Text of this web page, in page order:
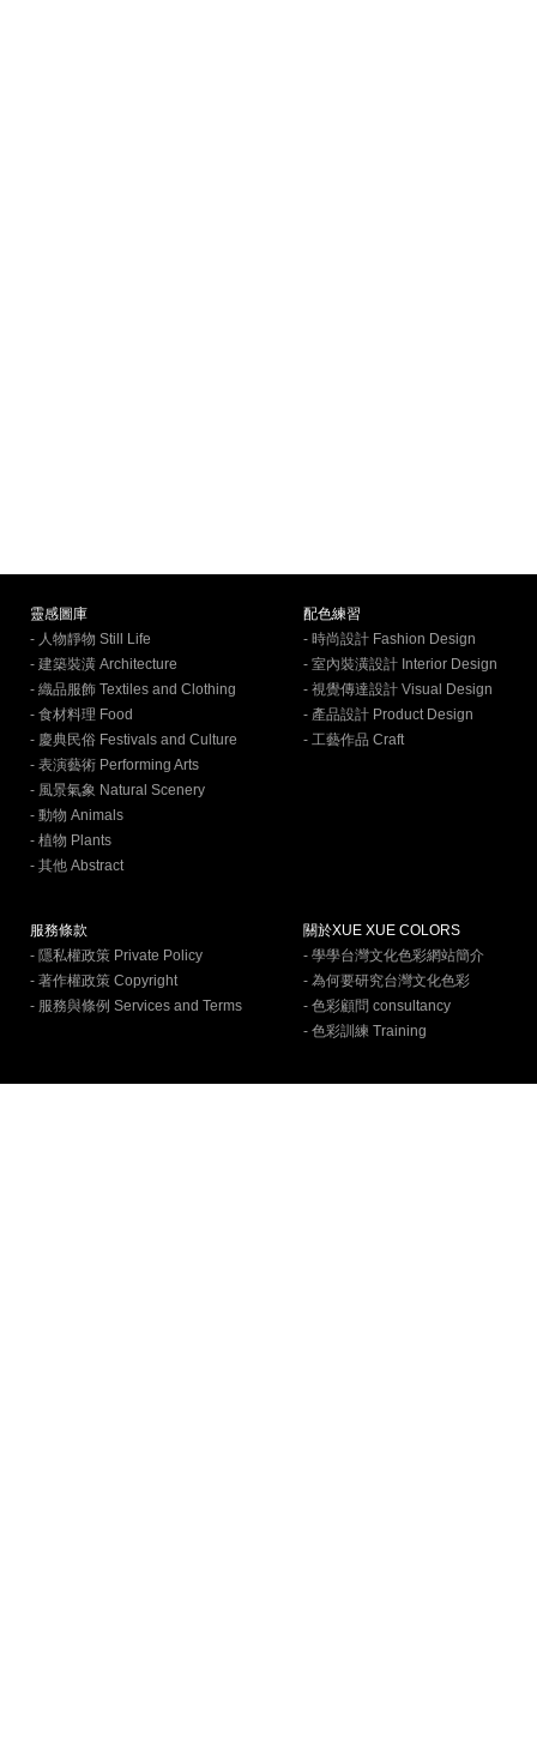
靈感圖庫
- 人物靜物 Still Life
- 建築裝潢 Architecture
- 織品服飾 Textiles and Clothing
- 食材料理 Food
- 慶典民俗 Festivals and Culture
- 表演藝術 Performing Arts
- 風景氣象 Natural Scenery
- 動物 Animals
- 植物 Plants
- 其他 Abstract
配色練習
- 時尚設計 Fashion Design
- 室內裝潢設計 Interior Design
- 視覺傳達設計 Visual Design
- 產品設計 Product Design
- 工藝作品 Craft
服務條款
- 隱私權政策 Private Policy
- 著作權政策 Copyright
- 服務與條例 Services and Terms
關於XUE XUE COLORS
- 學學台灣文化色彩網站簡介
- 為何要研究台灣文化色彩
- 色彩顧問 consultancy
- 色彩訓練 Training